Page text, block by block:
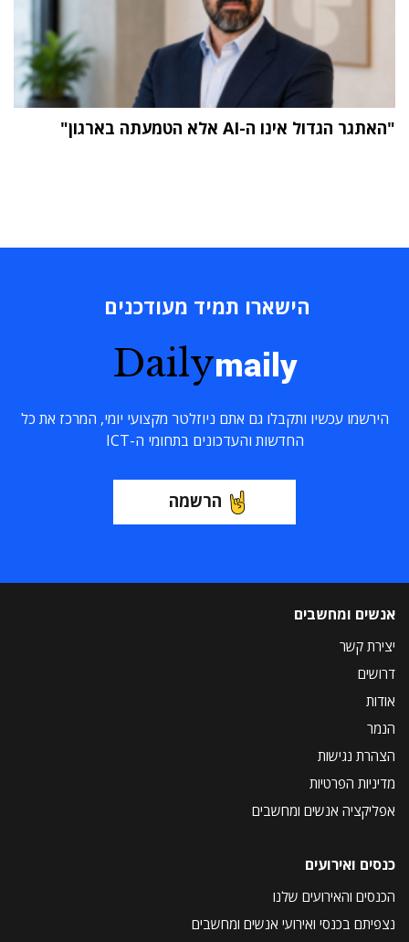
"האתגר הגדול אינו ה-AI אלא הטמעתה בארגון"
הישארו תמיד מעודכנים
Dailymaily
הירשמו עכשיו ותקבלו גם אתם ניוזלטר מקצועי יומי, המרכז את כל
החדשות והעדכונים בתחומי ה-ICT
הרשמה
אנשים ומחשבים
יצירת קשר
דרושים
אודות
הנמר
הצהרת נגישות
מדיניות הפרטיות
אפליקציה אנשים ומחשבים
כנסים ואירועים
הכנסים והאירועים שלנו
נצפיתם בכנסי ואירועי אנשים ומחשבים